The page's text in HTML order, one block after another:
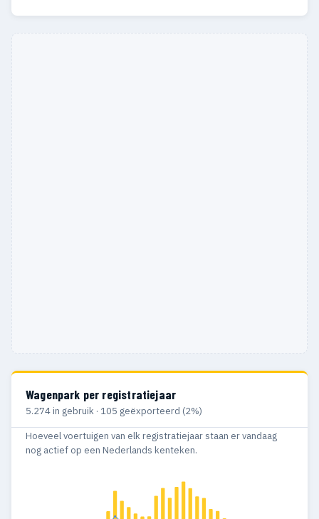
Wagenpark per registratiejaar
5.274 in gebruik · 105 geëxporteerd (2%)
Hoeveel voertuigen van elk registratiejaar staan er vandaag
nog actief op een Nederlands kenteken.